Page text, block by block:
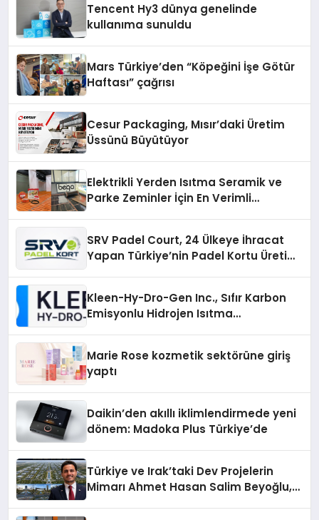
Tencent Hy3 dünya genelinde
kullanıma sunuldu
Mars Türkiye’den “Köpeğini İşe Götür
Haftası” çağrısı
Cesur Packaging, Mısır’daki Üretim
Üssünü Büyütüyor
Elektrikli Yerden Isıtma Seramik ve
Parke Zeminler İçin En Verimli
SRV Padel Court, 24 Ülkeye İhracat
Yapan Türkiye’nin Padel Kortu Üretim
Kleen-Hy-Dro-Gen Inc., Sıfır Karbon
Emisyonlu Hidrojen Isıtma
Marie Rose kozmetik sektörüne giriş
yaptı
Daikin’den akıllı iklimlendirmede yeni
dönem: Madoka Plus Türkiye’de
Türkiye ve Irak’taki Dev Projelerin
Mimarı Ahmet Hasan Salim Beyoğlu,